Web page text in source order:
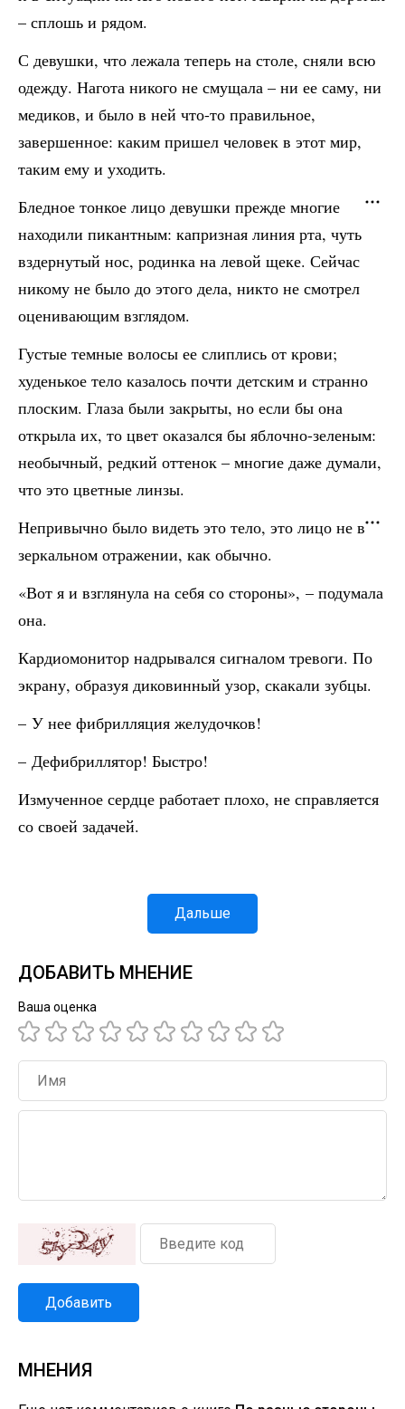
– сплошь и рядом.
С девушки, что лежала теперь на столе, сняли всю
одежду. Нагота никого не смущала – ни ее саму, ни
медиков, и было в ней что-то правильное,
завершенное: каким пришел человек в этот мир,
таким ему и уходить.
Бледное тонкое лицо девушки прежде многие
находили пикантным: капризная линия рта, чуть
вздернутый нос, родинка на левой щеке. Сейчас
никому не было до этого дела, никто не смотрел
оценивающим взглядом.
Густые темные волосы ее слиплись от крови;
худенькое тело казалось почти детским и странно
плоским. Глаза были закрыты, но если бы она
открыла их, то цвет оказался бы яблочно-зеленым:
необычный, редкий оттенок – многие даже думали,
что это цветные линзы.
Непривычно было видеть это тело, это лицо не в
зеркальном отражении, как обычно.
«Вот я и взглянула на себя со стороны», – подумала
она.
Кардиомонитор надрывался сигналом тревоги. По
экрану, образуя диковинный узор, скакали зубцы.
– У нее фибрилляция желудочков!
– Дефибриллятор! Быстро!
Измученное сердце работает плохо, не справляется
со своей задачей.
Дальше
ДОБАВИТЬ МНЕНИЕ
Ваша оценка
Добавить
МНЕНИЯ